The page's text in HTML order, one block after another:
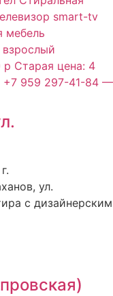
ул.
с дизайнерским